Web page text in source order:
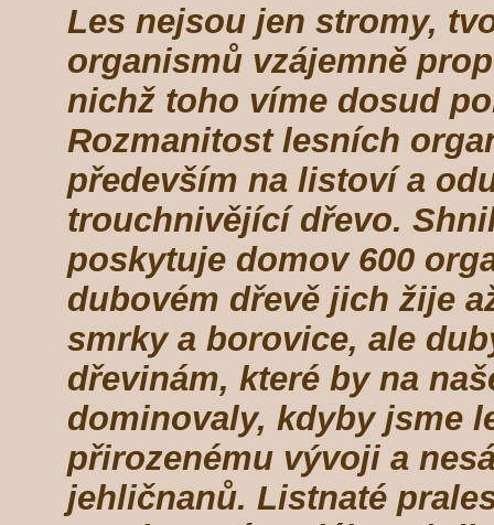
Les nejsou jen stromy,
organismů vzájemně
nichž toho víme dosud
Rozmanitost lesních
především na listoví a
trouchnivějící dřevo.
poskytuje domov 600
dubovém dřevě jich žije
smrky a borovice, ale
dřevinám, které by na
dominovaly, kdyby jsme
přirozenému vývoji a
jehličnanů. Listnaté